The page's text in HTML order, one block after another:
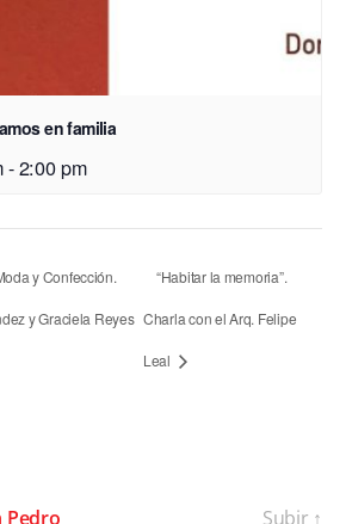
en familia
-2:00 pm
y Confección.
y Graciela Reyes
“Habitar la memoria”.
Charla con el Arq. Felipe
Leal
Pedro Subir ↑